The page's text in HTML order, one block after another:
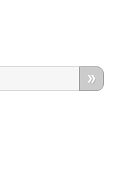
»